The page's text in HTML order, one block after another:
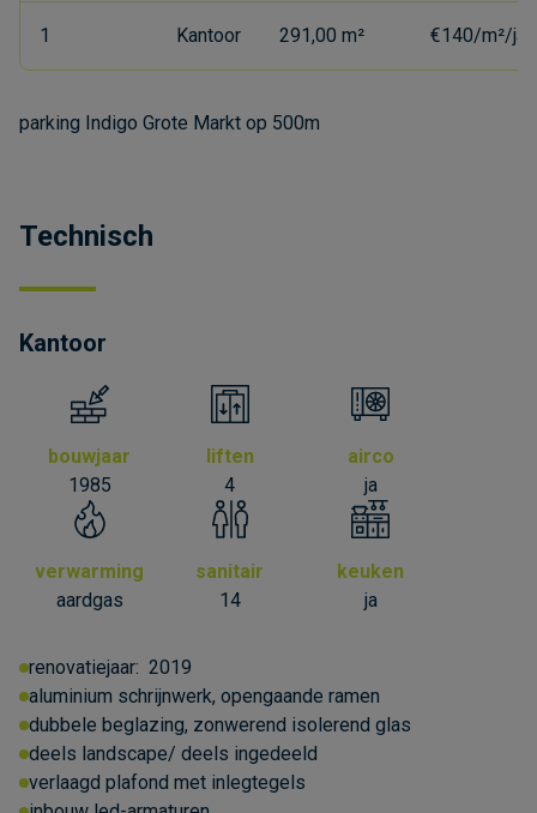
1 Kantoor 291,00 m² €140/m²/
parking Indigo Grote Markt op 500m
Technisch
Kantoor
bouwjaar
1985
liften
4
airco
ja
verwarming
aardgas
sanitair
14
keuken
ja
renovatiejaar: 2019
aluminium schrijnwerk, opengaande ramen
dubbele beglazing, zonwerend isolerend glas
deels landscape/ deels ingedeeld
verlaagd plafond met inlegtegels